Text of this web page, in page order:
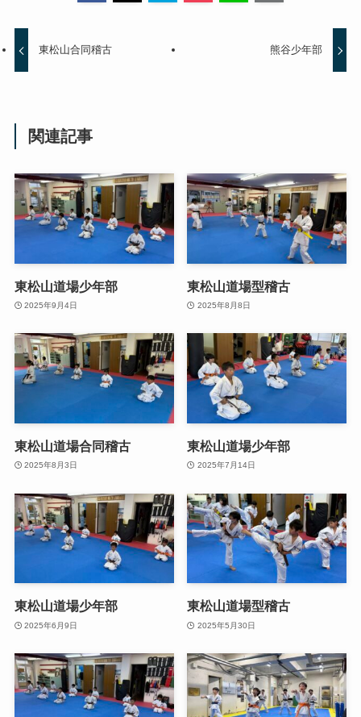
東松山合同稽古 熊谷少年部
関連記事
東松山道場少年部
2025年9月4日
東松山道場型稽古
2025年8月8日
東松山道場合同稽古
2025年8月3日
東松山道場少年部
2025年7月14日
東松山道場少年部
2025年6月9日
東松山道場型稽古
2025年5月30日